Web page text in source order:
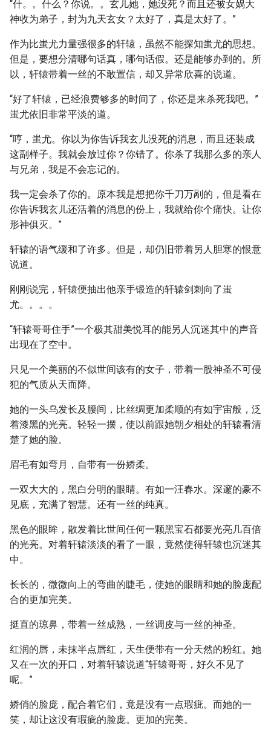
“什。。什么？你说。。玄儿她，她没死？而且还被女娲大
神收为弟子，封为九天玄女？太好了，真是太好了。”
作为比蚩尤力量强很多的轩辕，虽然不能探知蚩尤的思想。
但是，要想分清哪句话真，哪句话假。还是能够办到的。所
以，轩辕带着一丝的不敢置信，却又异常欣喜的说道。
“好了轩辕，已经浪费够多的时间了，你还是来杀死我吧。”
蚩尤依旧非常平淡的道。
“哼，蚩尤。你以为你告诉我玄儿没死的消息，而且还装成
这副样子。我就会放过你？你错了。你杀了我那么多的亲人
与兄弟，我是不会忘记的。
我一定会杀了你的。原本我是想把你千刀万剐的，但是看在
你告诉我玄儿还活着的消息的份上，我就给你个痛快。让你
形神俱灭。”
轩辕的语气缓和了许多。但是，却仍旧带着另人胆寒的恨意
说道。
刚刚说完，轩辕便抽出他亲手锻造的轩辕剑刺向了蚩
尤。。。。
“轩辕哥哥住手”一个极其甜美悦耳的能另人沉迷其中的声音
出现在了空中。
只见一个美丽的不似世间该有的女子，带着一股神圣不可侵
犯的气质从天而降。
她的一头乌发长及腰间，比丝绸更加柔顺的有如宇宙般，泛
着漆黑的光亮。轻轻一摆，使以前跟她朝夕相处的轩辕看清
楚了她的脸。
眉毛有如弯月，自带有一份娇柔。
一双大大的，黑白分明的眼睛。有如一汪春水。深邃的豪不
见底，充满了智慧。还有一丝的纯真。
黑色的眼眸，散发着比世间任何一颗黑宝石都要光亮几百倍
的光亮。对着轩辕淡淡的看了一眼，竟然使得轩辕也沉迷其
中。
长长的，微微向上的弯曲的睫毛，使她的眼睛和她的脸庞配
合的更加完美。
挺直的琼鼻，带着一丝成熟，一丝调皮与一丝的神圣。
红润的唇，未抹半点唇红，天生便带有一分天然的粉红。她
又在一次的开口，对着轩辕说道“轩辕哥哥，好久不见了
呢。”
娇俏的脸庞，配合着它们，竟是没有一点瑕疵。而她的一
笑，却让这没有瑕疵的脸庞。更加的完美。